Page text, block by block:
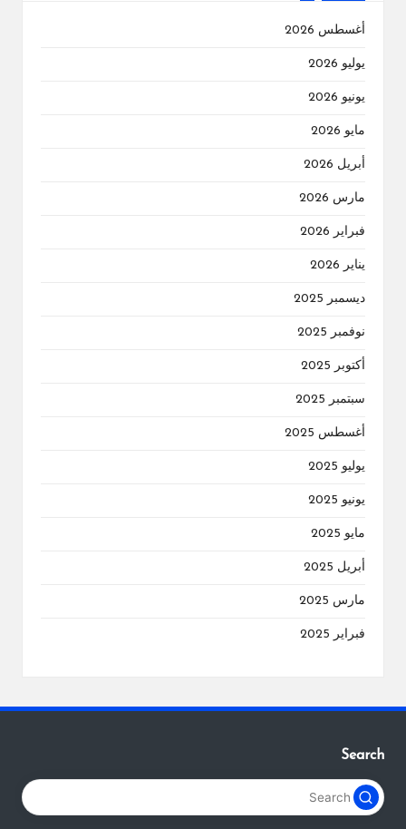
أغسطس 2026
يوليو 2026
يونيو 2026
مايو 2026
أبريل 2026
مارس 2026
فبراير 2026
يناير 2026
ديسمبر 2025
نوفمبر 2025
أكتوبر 2025
سبتمبر 2025
أغسطس 2025
يوليو 2025
يونيو 2025
مايو 2025
أبريل 2025
مارس 2025
فبراير 2025
Search